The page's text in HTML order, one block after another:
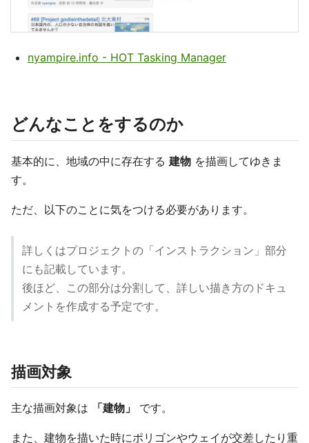
nyampire.info - HOT Tasking Manager
どんなことをするのか
基本的に、地域の中に存在する 建物 を描画してゆきま
す。
ただ、以下のことに気をつける必要があります。
詳しくはプロジェクトの「インストラクション」部分
にも記載しています。
後ほど、この部分は分割して、詳しい描き方のドキュ
メントを作成する予定です。
描画対象
主な描画対象は 「建物」 です。
また、建物を描いた時にポリゴンやウェイが交差したり重